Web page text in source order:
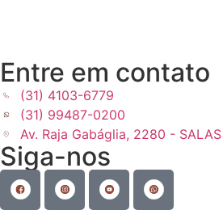
Entre em contato
(31) 4103-6779
(31) 99487-0200
Av. Raja Gabáglia, 2280 -
Siga-nos